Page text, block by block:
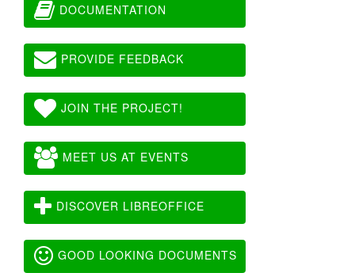
DOCUMENTATION
PROVIDE FEEDBACK
JOIN THE PROJECT!
MEET US AT EVENTS
DISCOVER LIBREOFFICE
GOOD LOOKING DOCUMENTS